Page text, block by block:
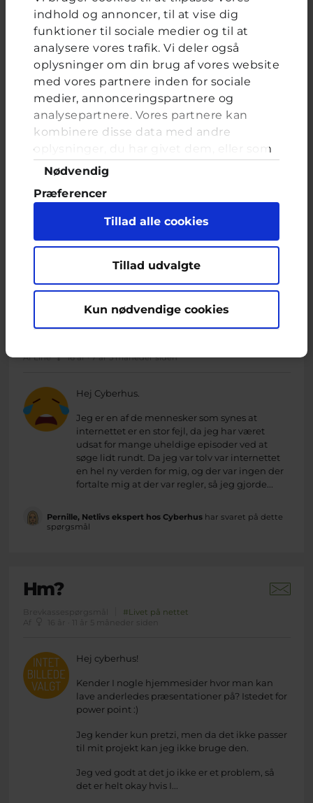
indhold og annoncer, til at vise dig
funktioner til sociale medier og til at
analysere vores trafik. Vi deler også
oplysninger om din brug af vores website
med vores partnere inden for sociale
medier, annonceringspartnere og
analysepartnere. Vores partnere kan
kombinere disse data med andre
oplysninger, du har givet dem, eller som
de har indsamlet fra din brug af deres
tjenester. Du samtykker til vores cookies,
hvis du fortsætter med at anvende vores
hjemmeside.
Samtykkevalg
Nødvendig
Præferencer
Marketing
Tillad alle cookies
Tillad udvalgte
Kun nødvendige cookies
FORRIGE
TikTok Account
Brevkassespørgsmål
#Livet på nettet
Min TikTok account er blevet slettet. Jeg er
blevet banned fordi at jeg er blevet rapotteret.
Nogen, som ved, hvad jeg skal gøre for at få
den tilbage? (Det er vigtigt at i svare)
Catfishing
Af Line
16 år · 7 år 5 måneder siden
Hej Cyberhus.
Jeg er en af de mennesker som synes at
internettet er en stor fejl, da jeg har været
udsat for mange uheldige episoder ved at
søge lidt rundt. Da jeg var tolv var internettet
en hel ny verden for mig, og der var ingen der
fortalte mig at der var regler, så jeg gjorde...
Pernille, Netlivs ekspert hos Cyberhushar svaret på dette
spørgsmål
Hm?
Brevkassespørgsmål
#Livet på nettet
Af
16 år · 11 år 5 måneder siden
Hej cyberhus!
Kender I nogle hjemmesider hvor man kan
lave anderledes præsentationer på? Istedet for
power point :)
Jeg kender kun pretzi, men da det ikke passer
til mit projekt kan jeg ikke bruge den.
Jeg ved godt at det jo ikke er et problem, så
det er helt okay hvis I...